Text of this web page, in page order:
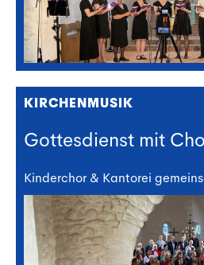
KIRCHENMUSIK
Gottesdienst mit
Kinderchor & Kantorei